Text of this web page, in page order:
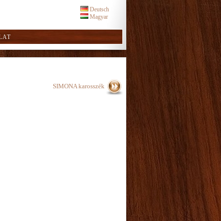
Deutsch
Magyar
SIMONA karosszék